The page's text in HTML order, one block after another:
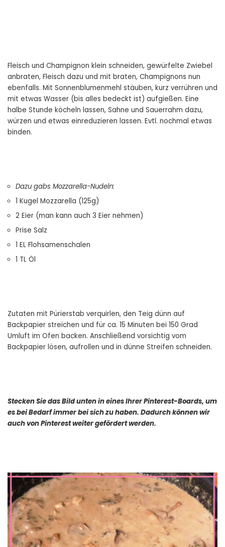
Fleisch und Champignon klein schneiden, gewürfelte Zwiebel
anbraten, Fleisch dazu und mit braten, Champignons nun
ebenfalls. Mit Sonnenblumenmehl stäuben, kurz verrühren und
mit etwas Wasser (bis alles bedeckt ist) aufgießen. Eine
halbe Stunde köcheln lassen, Sahne und Sauerrahm dazu,
würzen und etwas einreduzieren lassen. Evtl. nochmal etwas
binden.
Dazu gabs Mozzarella-Nudeln:
1 Kugel Mozzarella (125g)
2 Eier (man kann auch 3 Eier nehmen)
Prise Salz
1 EL Flohsamenschalen
1 TL Öl
Zutaten mit Pürierstab verquirlen, den Teig dünn auf
Backpapier streichen und für ca. 15 Minuten bei 150 Grad
Umluft im Ofen backen. Anschließend vorsichtig vom
Backpapier lösen, aufrollen und in dünne Streifen schneiden.
Stecken Sie das Bild unten in eines Ihrer Pinterest-Boards, um
es bei Bedarf immer bei sich zu haben. Dadurch können wir
auch von Pinterest weiter gefördert werden.